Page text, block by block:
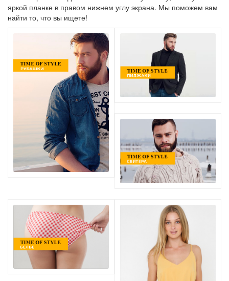
яркой планке в правом нижнем углу экрана. Мы поможем вам
найти то, что вы ищете!